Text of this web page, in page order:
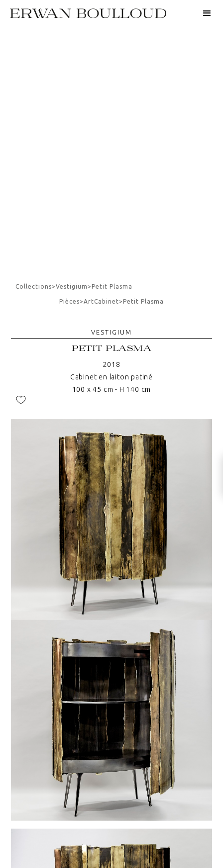
Collections>Vestigium>Petit Plasma
Pièces>ArtCabinet>Petit Plasma
VESTIGIUM
PETIT PLASMA
2018
Cabinet en laiton patiné
100 x 45 cm - H 140 cm